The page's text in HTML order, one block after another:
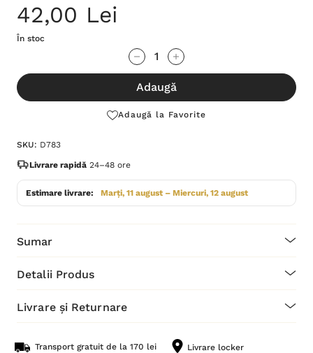
42,00 Lei
În stoc
te!
Stocul
Adaugă
Adaugă la Favorite
SKU: D783
Livrare rapidă 24–48 ore
Estimare livrare: Marți, 11 august – Miercuri, 12 august
Sumar
Detalii Produs
Livrare și Returnare
Transport gratuit de la 170 lei Livrare locker